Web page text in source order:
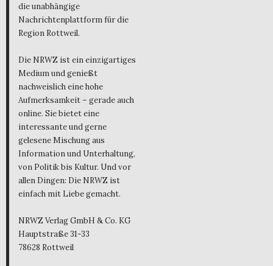
die unabhängige
Nachrichtenplattform für die
Region Rottweil.
Die NRWZ ist ein einzigartiges
Medium und genießt
nachweislich eine hohe
Aufmerksamkeit – gerade auch
online. Sie bietet eine
interessante und gerne
gelesene Mischung aus
Information und Unterhaltung,
von Politik bis Kultur. Und vor
allen Dingen: Die NRWZ ist
einfach mit Liebe gemacht.
NRWZ Verlag GmbH & Co. KG
Hauptstraße 31-33
78628 Rottweil